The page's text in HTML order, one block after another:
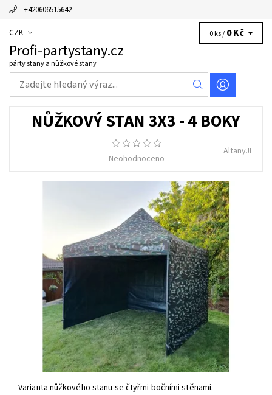
+420606515642
CZK
Profi-partystany.cz
párty stany a nůžkové stany
0 ks / 0 Kč
NŮŽKOVÝ STAN 3X3 - 4 BOKY
Neohodnoceno
AltanyJL
Varianta nůžkového stanu se čtyřmi bočními stěnami.